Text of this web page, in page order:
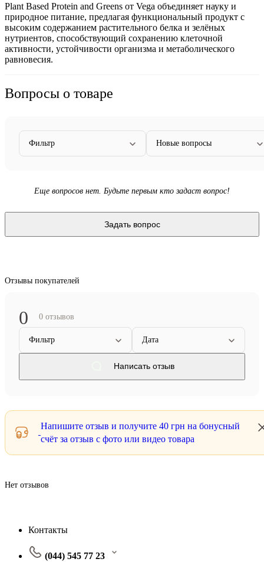
Plant Based Protein and Greens от Vega объединяет науку и
природное питание, предлагая функциональный продукт с
высоким содержанием растительного белка и зелёных
нутриентов, способствующий сохранению клеточной
активности, устойчивости организма и метаболического
равновесия.
Вопросы о товаре
Фильтр Новые вопросы
Еще вопросов нет. Будьте первым кто задаст вопрос!
Задать вопрос
Отзывы покупателей
0 0 отзывов
Фильтр Дата
Написать отзыв
Напишите отзыв и получите 40 грн на бонусный
счёт за отзыв с фото или видео товара
Нет отзывов
Контакты
(044) 545 77 23